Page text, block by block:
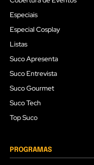
Especiais
Especial Cosplay
Listas
Suco Apresenta
Suco Entrevista
Suco Gourmet
Suco Tech
Top Suco
PROGRAMAS